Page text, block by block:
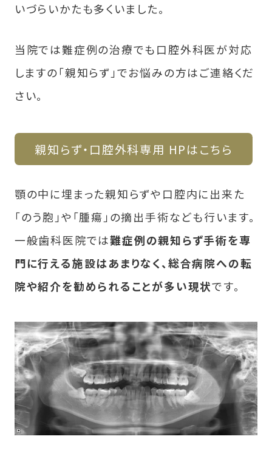
いづらいかたも多くいました。
当院では難症例の治療でも口腔外科医が対応
しますの「親知らず」でお悩みの方はご連絡くだ
さい。
親知らず・口腔外科専用 HPはこちら
顎の中に埋まった親知らずや口腔内に出来た
「のう胞」や「腫瘍」の摘出手術なども行います。
一般歯科医院では難症例の親知らず手術を専
門に行える施設はあまりなく、総合病院への転
院や紹介を勧められることが多い現状です。